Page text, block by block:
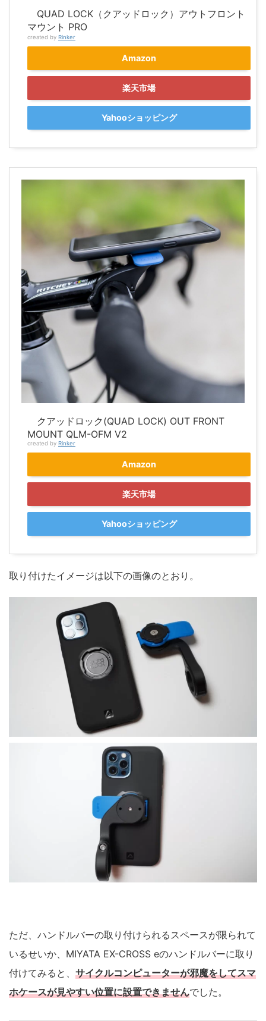
QUAD LOCK（クアッドロック）アウトフロント
マウント PRO
created by Rinker
Amazon
楽天市場
Yahooショッピング
クアッドロック(QUAD LOCK) OUT FRONT
MOUNT QLM-OFM V2
created by Rinker
Amazon
楽天市場
Yahooショッピング
取り付けたイメージは以下の画像のとおり。
ただ、ハンドルバーの取り付けられるスペースが限られて
いるせいか、MIYATA EX-CROSS eのハンドルバーに取り
付けてみると、 サイクルコンピューターが邪魔をしてスマ
ホケースが見やすい位置に設置できませんでした。